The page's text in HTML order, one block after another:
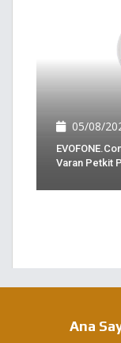
05/08/
Varan Petkit
Ana